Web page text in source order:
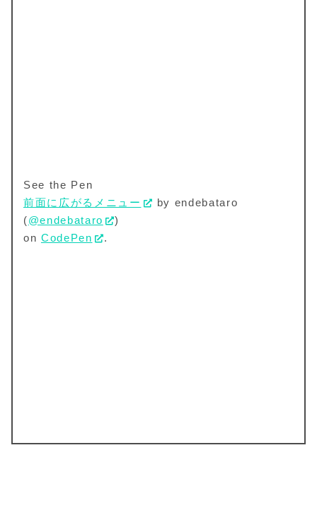
See the Pen
前面に広がるメニュー
by endebataro
(@endebataro
)
on CodePen .